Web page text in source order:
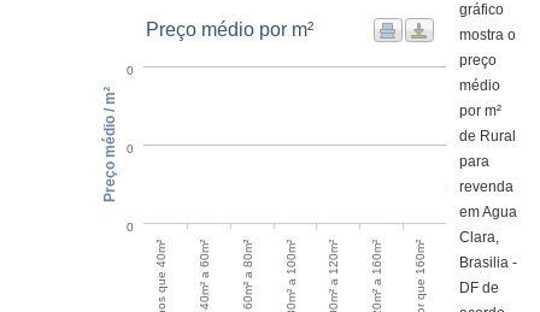
Preço médio por m²
Menos que 40m² 40m² a 60m² 60m² a 80m² 80m² a 100m² 100m² a 120m² 120m² a 160m² Maior que 160m²
0
0
0
Preço médio / m²
gráfico
mostra o
preço
médio
por m²
de Rural
para
revenda
em Agua
Clara,
Brasilia -
DF de